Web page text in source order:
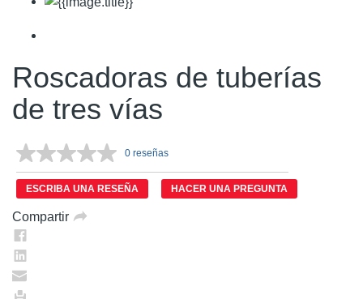
Roscadoras de tuberías
de tres vías
Sin
puntuación.
Enlace
en
0 reseñas
ESCRIBA UNA RESEÑA HACER UNA PREGUNTA
Compartir